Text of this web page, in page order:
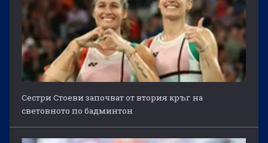
Сестри Стоеви започват от втория кръг на
световното по бадминтон